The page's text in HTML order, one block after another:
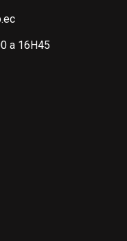
a 16H45